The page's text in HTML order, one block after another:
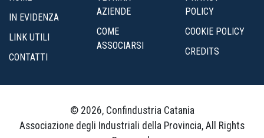
IN EVIDENZA
LINK UTILI
CONTATTI
AZIENDE
COME
ASSOCIARSI
POLICY
COOKIE POLICY
CREDITS
© 2026, Confindustria Catania
Associazione degli Industriali della Provincia, All Rights